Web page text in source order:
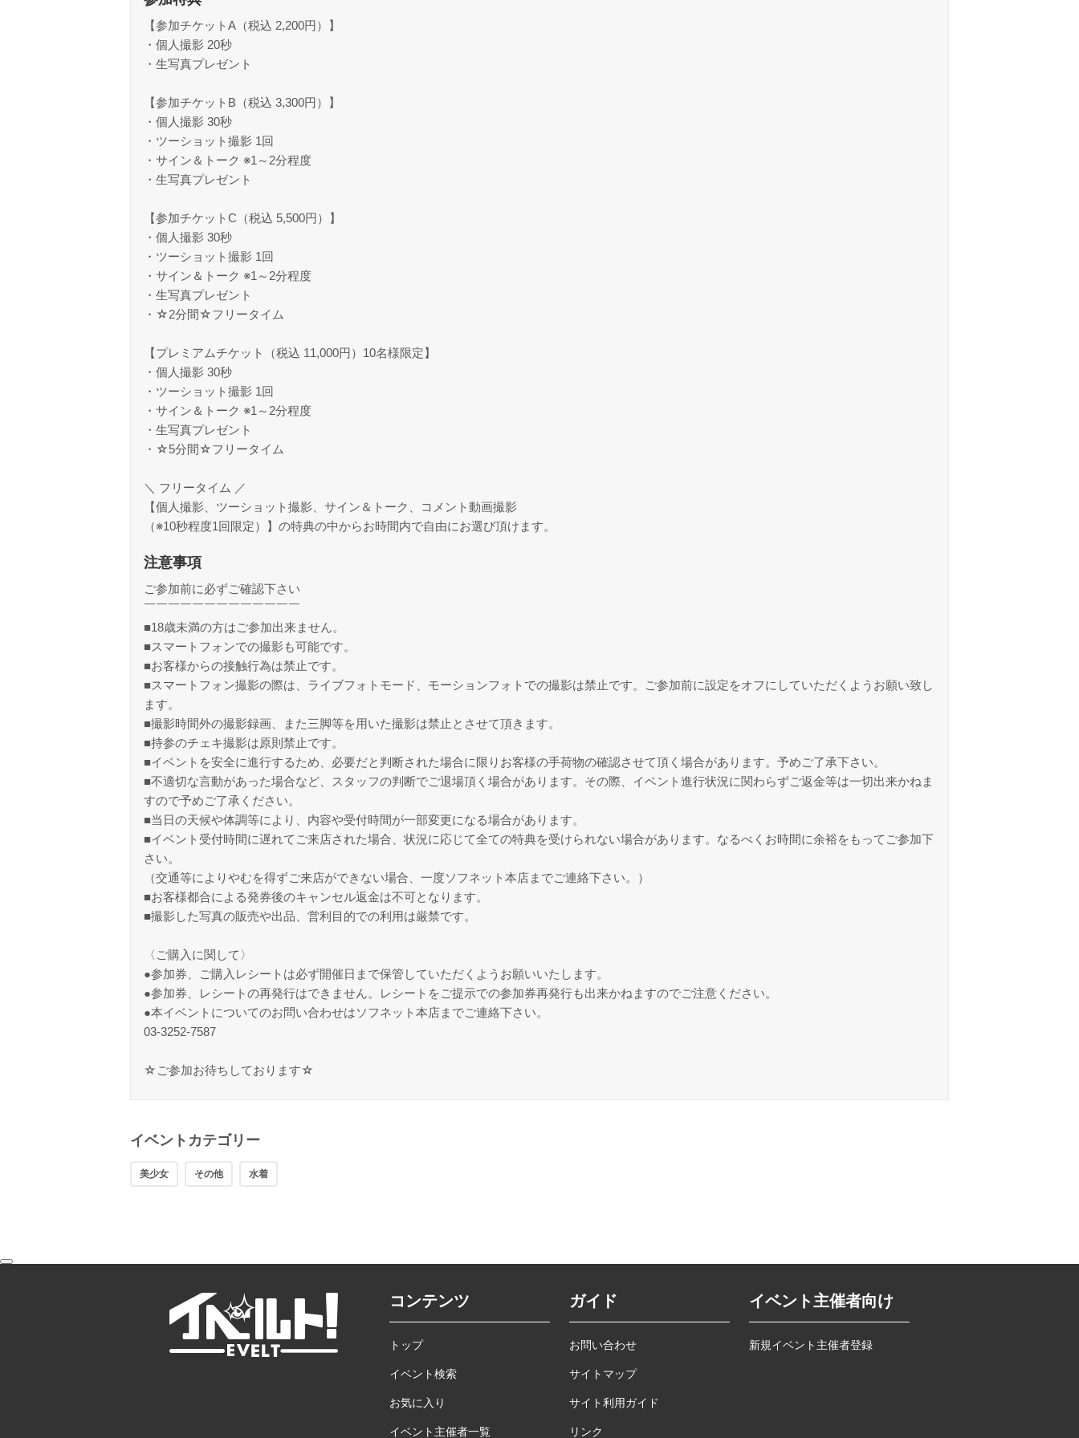
【参加チケットA（税込 2,200円）】
・個人撮影 20秒
・生写真プレゼント
【参加チケットB（税込 3,300円）】
・個人撮影 30秒
・ツーショット撮影 1回
・サイン＆トーク ※1～2分程度
・生写真プレゼント
【参加チケットC（税込 5,500円）】
・個人撮影 30秒
・ツーショット撮影 1回
・サイン＆トーク ※1～2分程度
・生写真プレゼント
・☆2分間☆フリータイム
【プレミアムチケット（税込 11,000円）10名様限定】
・個人撮影 30秒
・ツーショット撮影 1回
・サイン＆トーク ※1～2分程度
・生写真プレゼント
・☆5分間☆フリータイム
＼ フリータイム ／
【個人撮影、ツーショット撮影、サイン＆トーク、コメント動画撮影
（※10秒程度1回限定）】の特典の中からお時間内で自由にお選び頂けます。
注意事項
ご参加前に必ずご確認下さい
￣￣￣￣￣￣￣￣￣￣￣￣￣
■18歳未満の方はご参加出来ません。
■スマートフォンでの撮影も可能です。
■お客様からの接触行為は禁止です。
■スマートフォン撮影の際は、ライブフォトモード、モーションフォトでの撮影は禁止です。ご参加前に設定をオフにしていただくようお願い致し
ます。
■撮影時間外の撮影録画、また三脚等を用いた撮影は禁止とさせて頂きます。
■持参のチェキ撮影は原則禁止です。
■イベントを安全に進行するため、必要だと判断された場合に限りお客様の手荷物の確認させて頂く場合があります。予めご了承下さい。
■不適切な言動があった場合など、スタッフの判断でご退場頂く場合があります。その際、イベント進行状況に関わらずご返金等は一切出来かねま
すので予めご了承ください。
■当日の天候や体調等により、内容や受付時間が一部変更になる場合があります。
■イベント受付時間に遅れてご来店された場合、状況に応じて全ての特典を受けられない場合があります。なるべくお時間に余裕をもってご参加下
さい。
（交通等によりやむを得ずご来店ができない場合、一度ソフネット本店までご連絡下さい。）
■お客様都合による発券後のキャンセル返金は不可となります。
■撮影した写真の販売や出品、営利目的での利用は厳禁です。
〈ご購入に関して〉
●参加券、ご購入レシートは必ず開催日まで保管していただくようお願いいたします。
●参加券、レシートの再発行はできません。レシートをご提示での参加券再発行も出来かねますのでご注意ください。
●本イベントについてのお問い合わせはソフネット本店までご連絡下さい。
03-3252-7587
☆ご参加お待ちしております☆
イベントカテゴリー
美少女 その他 水着
コンテンツ
トップ
イベント検索
お気に入り
イベント主催者一覧
ガイド
お問い合わせ
サイトマップ
サイト利用ガイド
リンク
イベント主催者向け
新規イベント主催者登録